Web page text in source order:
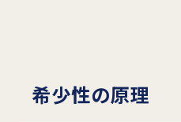
希少性の原理